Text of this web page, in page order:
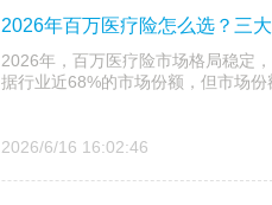
2026年百万医疗险怎么选？三
2026年，百万医疗险市场格局稳定
据行业近68%的市场份额，但市场
2026/6/16 16:02:46